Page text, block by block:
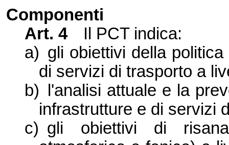
Componenti
Art. 4
Il PCT indica:
a) gli obiettivi della
di servizi di trasporto a
b)
l'analisi attuale e la
infrastrutture e di servizi
c) gli obiettivi di